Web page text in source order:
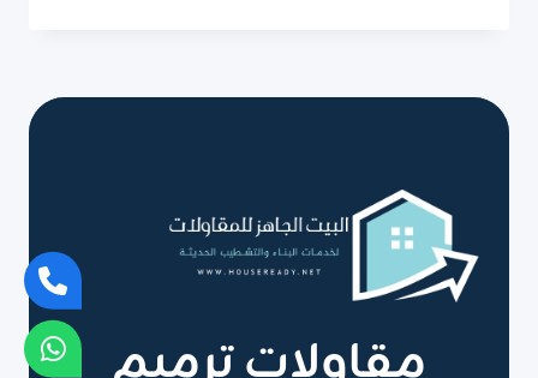
بالرياض
ديكورات
ورق
جدران
الرياض